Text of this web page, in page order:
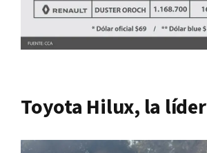
Toyota Hilux, la líder